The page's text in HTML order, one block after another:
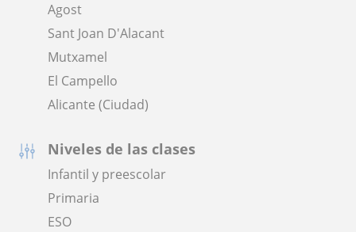
Agost
Sant Joan D'Alacant
Mutxamel
El Campello
Alicante (Ciudad)
Niveles de las clases
Infantil y preescolar
Primaria
ESO